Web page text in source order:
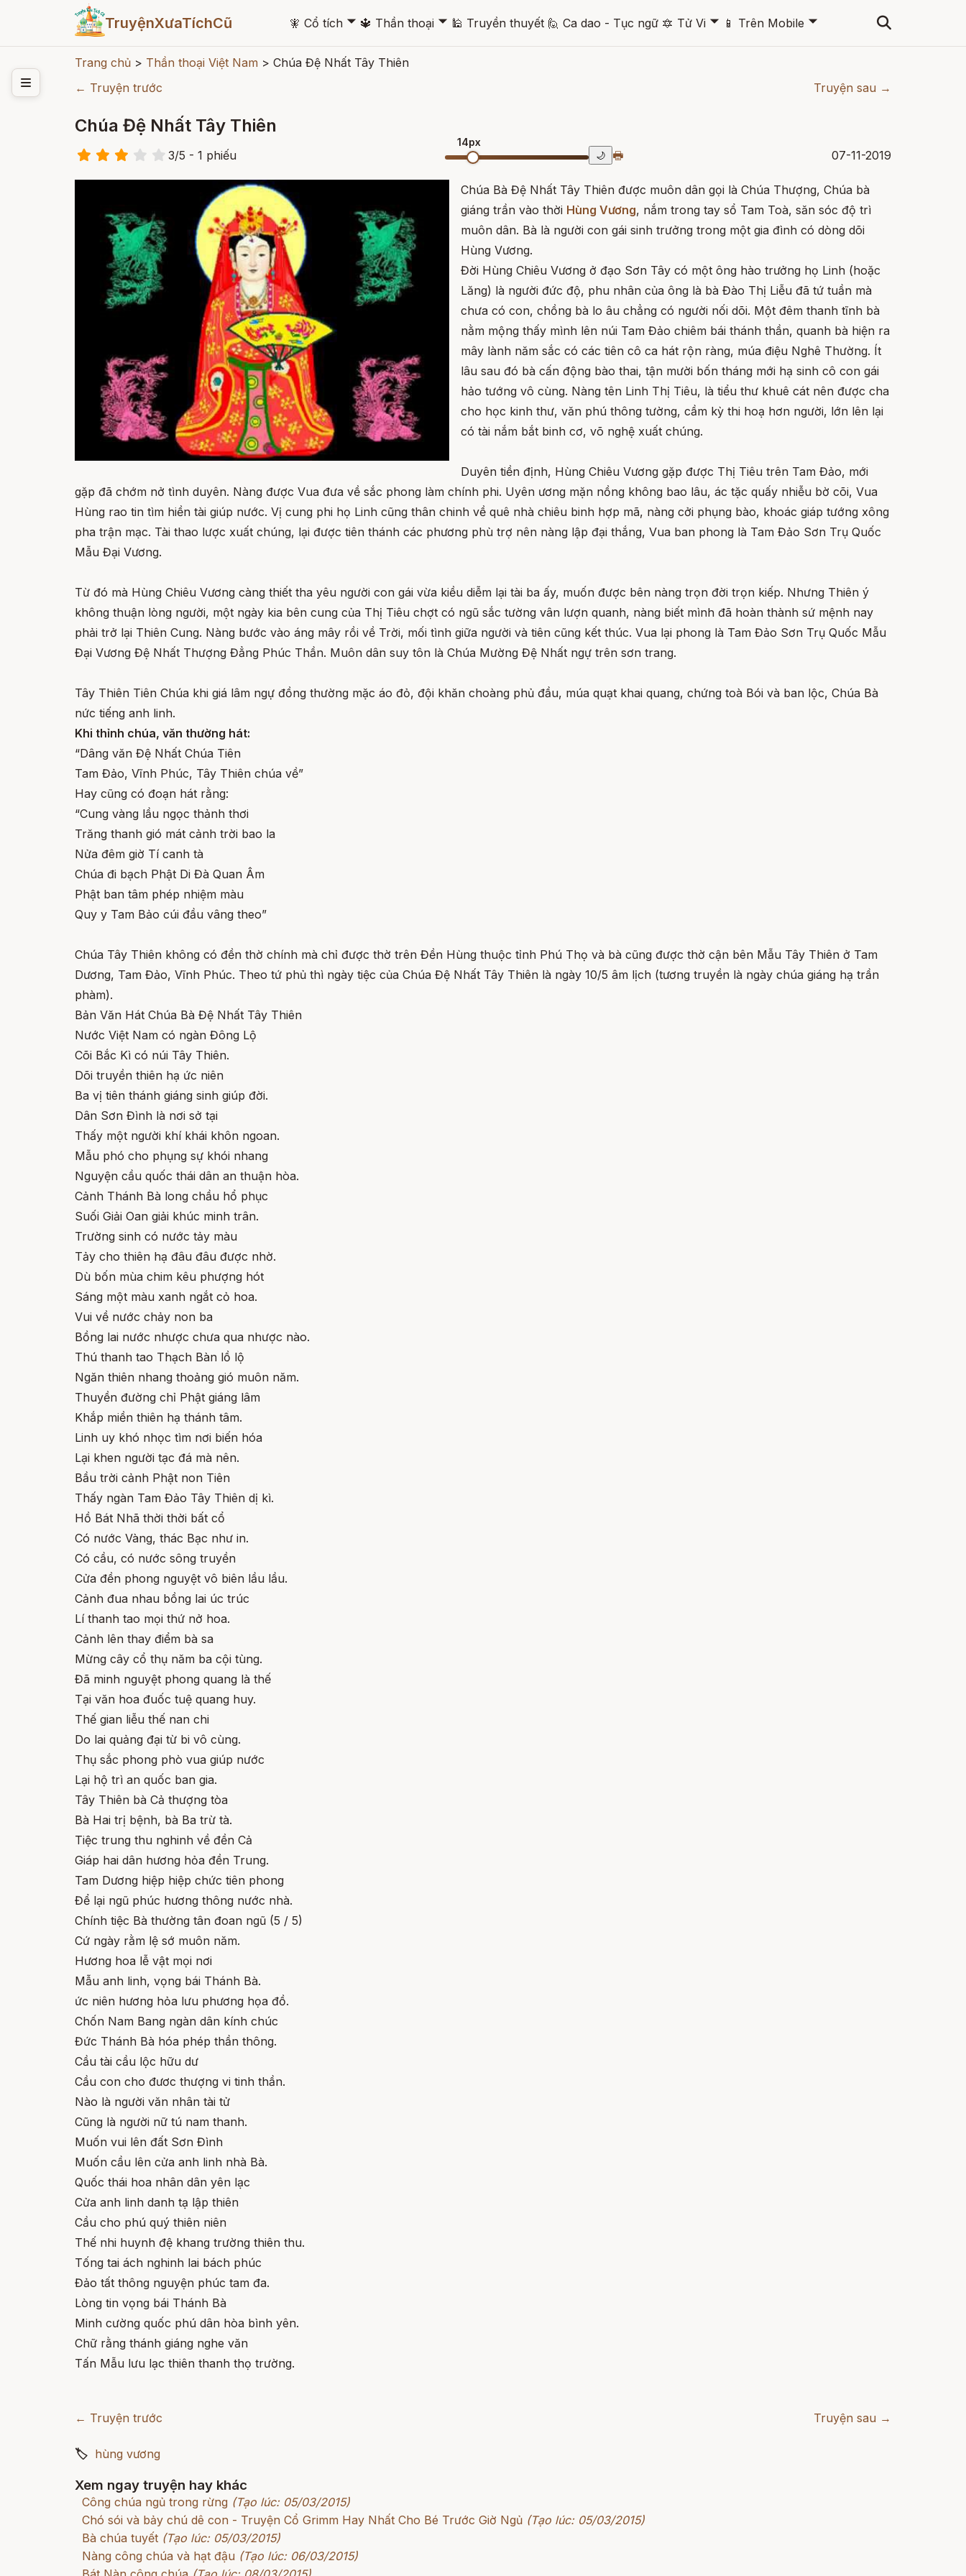
TruyệnXưaTíchCũ 🧚 Cổ tích 🞃 🔱 Thần thoại 🞃 🕌 Truyền thuyết 🙋 Ca dao - Tục ngữ 🔯 Tử Vi 🞃 📱 Trên Mobile 🞃
Trang chủ > Thần thoại Việt Nam > Chúa Đệ Nhất Tây Thiên
← Truyện trước
Truyện sau →
Chúa Đệ Nhất Tây Thiên
3/5 - 1 phiếu
14px
🌙 🖶 07-11-2019
Chúa Bà Đệ Nhất Tây Thiên được muôn dân gọi là Chúa Thượng, Chúa bà
giáng trần vào thời Hùng Vương, nắm trong tay sổ Tam Toà, săn sóc độ trì
muôn dân. Bà là người con gái sinh trưởng trong một gia đình có dòng dõi
Hùng Vương.
Đời Hùng Chiêu Vương ở đạo Sơn Tây có một ông hào trưởng họ Linh (hoặc
Lăng) là người đức độ, phu nhân của ông là bà Đào Thị Liễu đã tứ tuần mà
chưa có con, chồng bà lo âu chẳng có người nối dõi. Một đêm thanh tĩnh bà
nằm mộng thấy mình lên núi Tam Đảo chiêm bái thánh thần, quanh bà hiện ra
mây lành năm sắc có các tiên cô ca hát rộn ràng, múa điệu Nghê Thường. Ít
lâu sau đó bà cấn động bào thai, tận mười bốn tháng mới hạ sinh cô con gái
hảo tướng vô cùng. Nàng tên Linh Thị Tiêu, là tiểu thư khuê cát nên được cha
cho học kinh thư, văn phú thông tường, cầm kỳ thi hoạ hơn người, lớn lên lại
có tài nắm bắt binh cơ, võ nghệ xuất chúng.
Duyên tiền định, Hùng Chiêu Vương gặp được Thị Tiêu trên Tam Đảo, mới
gặp đã chớm nở tình duyên. Nàng được Vua đưa về sắc phong làm chính phi. Uyên ương mặn nồng không bao lâu, ác tặc quấy nhiễu bờ cõi, Vua
Hùng rao tin tìm hiền tài giúp nước. Vị cung phi họ Linh cũng thân chinh về quê nhà chiêu binh hợp mã, nàng cởi phụng bào, khoác giáp tướng xông
pha trận mạc. Tài thao lược xuất chúng, lại được tiên thánh các phương phù trợ nên nàng lập đại thắng, Vua ban phong là Tam Đảo Sơn Trụ Quốc
Mẫu Đại Vương.
Từ đó mà Hùng Chiêu Vương càng thiết tha yêu người con gái vừa kiều diễm lại tài ba ấy, muốn được bên nàng trọn đời trọn kiếp. Nhưng Thiên ý
không thuận lòng người, một ngày kia bên cung của Thị Tiêu chợt có ngũ sắc tường vân lượn quanh, nàng biết mình đã hoàn thành sứ mệnh nay
phải trở lại Thiên Cung. Nàng bước vào áng mây rồi về Trời, mối tình giữa người và tiên cũng kết thúc. Vua lại phong là Tam Đảo Sơn Trụ Quốc Mẫu
Đại Vương Đệ Nhất Thượng Đẳng Phúc Thần. Muôn dân suy tôn là Chúa Mường Đệ Nhất ngự trên sơn trang.
Tây Thiên Tiên Chúa khi giá lâm ngự đồng thường mặc áo đỏ, đội khăn choàng phủ đầu, múa quạt khai quang, chứng toà Bói và ban lộc, Chúa Bà
nức tiếng anh linh.
Khi thỉnh chúa, văn thường hát:
“Dâng văn Đệ Nhất Chúa Tiên
Tam Đảo, Vĩnh Phúc, Tây Thiên chúa về”
Hay cũng có đoạn hát rằng:
“Cung vàng lầu ngọc thảnh thơi
Trăng thanh gió mát cảnh trời bao la
Nửa đêm giờ Tí canh tà
Chúa đi bạch Phật Di Đà Quan Âm
Phật ban tâm phép nhiệm màu
Quy y Tam Bảo cúi đầu vâng theo”
Chúa Tây Thiên không có đền thờ chính mà chỉ được thờ trên Đền Hùng thuộc tỉnh Phú Thọ và bà cũng được thờ cận bên Mẫu Tây Thiên ở Tam
Dương, Tam Đảo, Vĩnh Phúc. Theo tứ phủ thì ngày tiệc của Chúa Đệ Nhất Tây Thiên là ngày 10/5 âm lịch (tương truyền là ngày chúa giáng hạ trần
phàm).
Bản Văn Hát Chúa Bà Đệ Nhất Tây Thiên
Nước Việt Nam có ngàn Đông Lộ
Cõi Bắc Kì có núi Tây Thiên.
Dõi truyền thiên hạ ức niên
Ba vị tiên thánh giáng sinh giúp đời.
Dân Sơn Đình là nơi sở tại
Thấy một người khí khái khôn ngoan.
Mẫu phó cho phụng sự khói nhang
Nguyện cầu quốc thái dân an thuận hòa.
Cảnh Thánh Bà long chầu hổ phục
Suối Giải Oan giải khúc minh trân.
Trường sinh có nước tảy màu
Tảy cho thiên hạ đâu đâu được nhờ.
Dù bốn mùa chim kêu phượng hót
Sáng một màu xanh ngắt cỏ hoa.
Vui về nước chảy non ba
Bồng lai nước nhược chưa qua nhược nào.
Thú thanh tao Thạch Bàn lồ lộ
Ngăn thiên nhang thoảng gió muôn năm.
Thuyền đường chỉ Phật giáng lâm
Khắp miền thiên hạ thánh tâm.
Linh uy khó nhọc tìm nơi biến hóa
Lại khen người tạc đá mà nên.
Bầu trời cảnh Phật non Tiên
Thấy ngàn Tam Đảo Tây Thiên dị kì.
Hồ Bát Nhã thời thời bất cổ
Có nước Vàng, thác Bạc như in.
Có cầu, có nước sông truyền
Cửa đền phong nguyệt vô biên lầu lầu.
Cảnh đua nhau bồng lai úc trúc
Lí thanh tao mọi thứ nở hoa.
Cảnh lên thay điểm bà sa
Mừng cây cổ thụ năm ba cội tùng.
Đã minh nguyệt phong quang là thế
Tại văn hoa đuốc tuệ quang huy.
Thế gian liễu thế nan chi
Do lai quảng đại từ bi vô cùng.
Thụ sắc phong phò vua giúp nước
Lại hộ trì an quốc ban gia.
Tây Thiên bà Cả thượng tòa
Bà Hai trị bệnh, bà Ba trừ tà.
Tiệc trung thu nghinh về đền Cả
Giáp hai dân hương hỏa đền Trung.
Tam Dương hiệp hiệp chức tiên phong
Để lại ngũ phúc hương thông nước nhà.
Chính tiệc Bà thường tân đoan ngũ (5 / 5)
Cứ ngày rằm lệ sớ muôn năm.
Hương hoa lễ vật mọi nơi
Mẫu anh linh, vọng bái Thánh Bà.
ức niên hương hỏa lưu phương họa đồ.
Chốn Nam Bang ngàn dân kính chúc
Đức Thánh Bà hóa phép thần thông.
Cầu tài cầu lộc hữu dư
Cầu con cho đươc thượng vi tinh thần.
Nào là người văn nhân tài tử
Cũng là người nữ tú nam thanh.
Muốn vui lên đất Sơn Đình
Muốn cầu lên cửa anh linh nhà Bà.
Quốc thái hoa nhân dân yên lạc
Cửa anh linh danh tạ lập thiên
Cầu cho phú quý thiên niên
Thế nhi huynh đệ khang trường thiên thu.
Tống tai ách nghinh lai bách phúc
Đảo tất thông nguyện phúc tam đa.
Lòng tin vọng bái Thánh Bà
Minh cường quốc phú dân hòa bình yên.
Chữ rằng thánh giáng nghe văn
Tấn Mẫu lưu lạc thiên thanh thọ trường.
← Truyện trước Truyện sau →
🏷 hùng vương
Xem ngay truyện hay khác
Công chúa ngủ trong rừng (Tạo lúc: 05/03/2015)
Chó sói và bảy chú dê con - Truyện Cổ Grimm Hay Nhất Cho Bé Trước Giờ Ngủ (Tạo lúc: 05/03/2015)
Bà chúa tuyết (Tạo lúc: 05/03/2015)
Nàng công chúa và hạt đậu (Tạo lúc: 06/03/2015)